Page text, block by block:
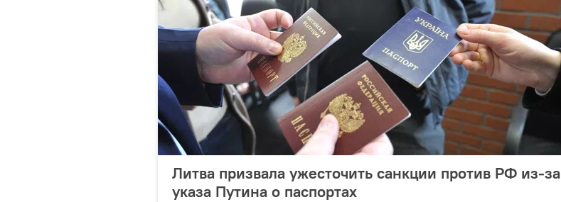
Литва призвала ужесточить санкции против РФ из-за
указа Путина о паспортах